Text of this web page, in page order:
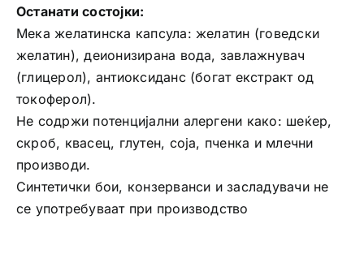
Останати состојки:
Мека желатинска капсула: желатин (говедски
желатин), деионизирана вода, завлажнувач
(глицерол), антиоксиданс (богат екстракт од
токоферол).
Не содржи потенцијални алергени како: шеќер,
скроб, квасец, глутен, соја, пченка и млечни
производи.
Синтетички бои, конзерванси и засладувачи не
се употребуваат при производство